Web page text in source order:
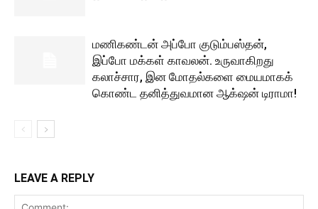
மணிகண்டன் அப்போ குடும்பஸ்தன்,
இப்போ மக்கள் காவலன். உருவாகிறது
கலாச்சார, இன மோதல்களை மையமாகக்
கொண்ட தனித்துவமான ஆக்‌ஷன் டிராமா!
LEAVE A REPLY